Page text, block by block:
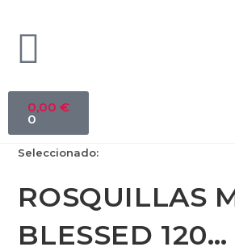
0,00 €
0
Seleccionado:
ROSQUILLAS
BLESSED 120…